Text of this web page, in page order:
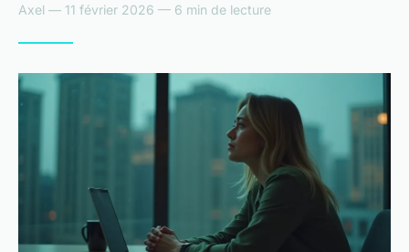
Axel — 11 février 2026 — 6 min de lecture